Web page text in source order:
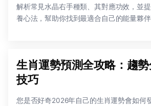
解析常見水晶右手種類、其對應功效，並
養心法，幫助你找到最適合自己的能量夥伴
生肖運勢預測全攻略：趨
技巧
您是否好奇2026年自己的生肖運勢會如何